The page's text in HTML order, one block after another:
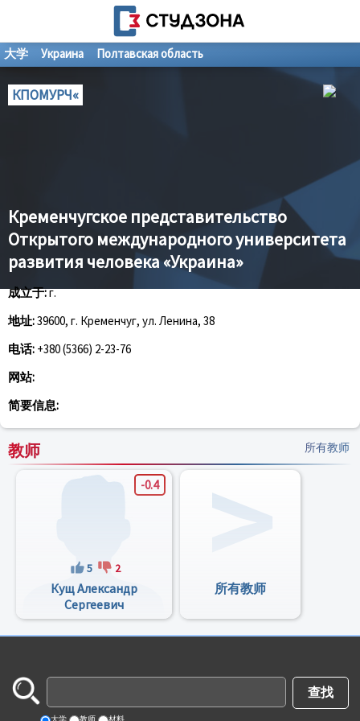
大学 Украина Полтавская область
КПОМУРЧ«
Кременчугское представительство
Открытого международного университета
развития человека «Украина»
成立于:г.
地址:39600, г. Кременчуг, ул. Ленина, 38
电话: +380 (5366) 2-23-76
网站:
简要信息:
教师 所有教师
-0.4
5 2
Кущ Александр
Сергеевич
所有教师